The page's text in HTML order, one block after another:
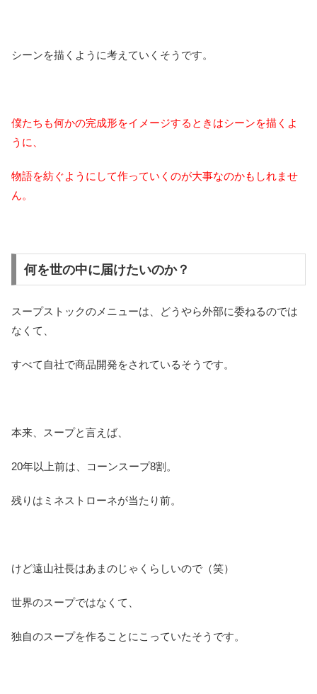
シーンを描くように考えていくそうです。
僕たちも何かの完成形をイメージするときはシーンを描くよ
うに、
物語を紡ぐようにして作っていくのが大事なのかもしれませ
ん。
何を世の中に届けたいのか？
スープストックのメニューは、どうやら外部に委ねるのでは
なくて、
すべて自社で商品開発をされているそうです。
本来、スープと言えば、
20年以上前は、コーンスープ8割。
残りはミネストローネが当たり前。
けど遠山社長はあまのじゃくらしいので（笑）
世界のスープではなくて、
独自のスープを作ることにこっていたそうです。